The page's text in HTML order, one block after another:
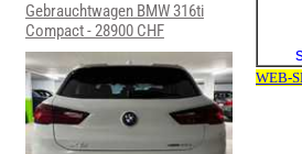
Gebrauchtwagen BMW 316ti
Compact - 28900 CHF